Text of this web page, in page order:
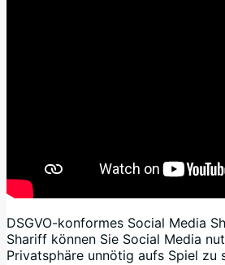
DSGVO-konformes Social Media
Shariff können Sie Social Media
Privatsphäre unnötig aufs Spiel zu